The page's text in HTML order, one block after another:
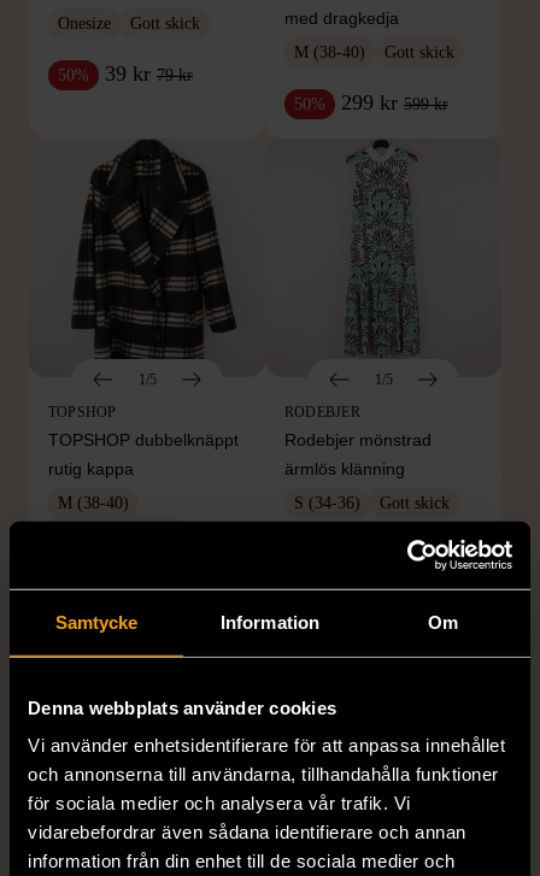
Samtycke Information Om
Denna webbplats använder cookies
Vi använder enhetsidentifierare för att anpassa innehållet
och annonserna till användarna, tillhandahålla funktioner
för sociala medier och analysera vår trafik. Vi
vidarebefordrar även sådana identifierare och annan
information från din enhet till de sociala medier och
Onesize Gott skick
50% 39 kr 79 kr
med dragkedja
M (38-40) Gott skick
50% 299 kr 599 kr
1/5
TOPSHOP
TOPSHOP dubbelknäppt
rutig kappa
M (38-40)
50% 149 kr299 kr
1/5
RODEBJER
Rodebjer mönstrad
ärmlös klänning
S (34-36) Gott skick
1/5
1/5